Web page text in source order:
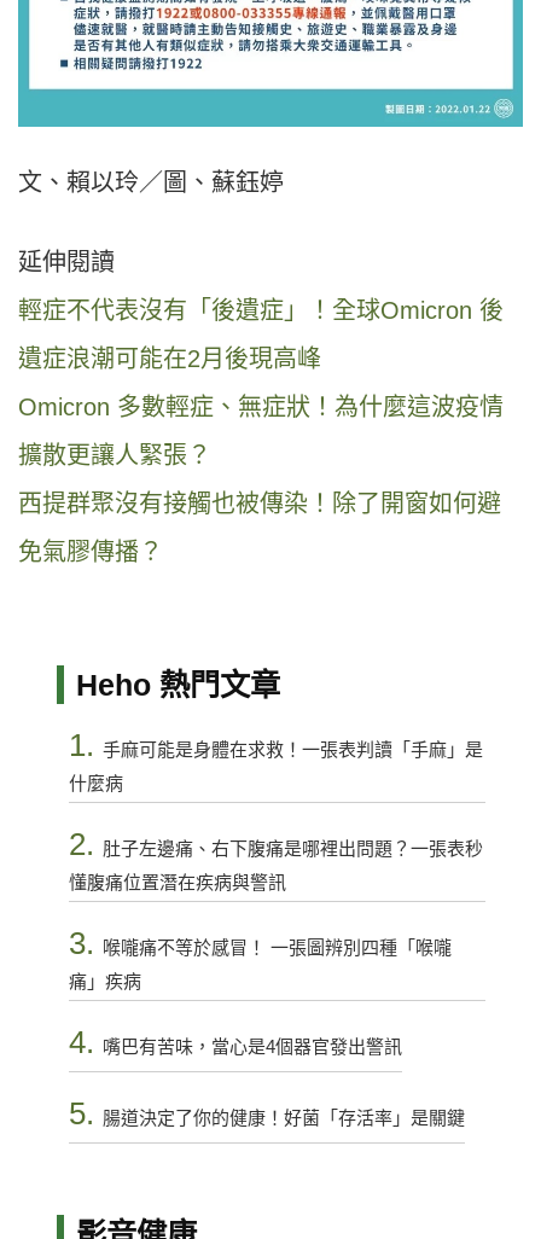
文、賴以玲／圖、蘇鈺婷
延伸閱讀
輕症不代表沒有「後遺症」！全球Omicron 後
遺症浪潮可能在2月後現高峰
Omicron 多數輕症、無症狀！為什麼這波疫情
擴散更讓人緊張？
西提群聚沒有接觸也被傳染！除了開窗如何避
免氣膠傳播？
Heho 熱門文章
1. 手麻可能是身體在求救！一張表判讀「手麻」是
什麼病
2. 肚子左邊痛、右下腹痛是哪裡出問題？一張表秒
懂腹痛位置潛在疾病與警訊
3.
喉嚨痛不等於感冒！ 一張圖辨別四種「喉嚨
痛」疾病
4. 嘴巴有苦味，當心是4個器官發出警訊
5. 腸道決定了你的健康！好菌「存活率」是關鍵